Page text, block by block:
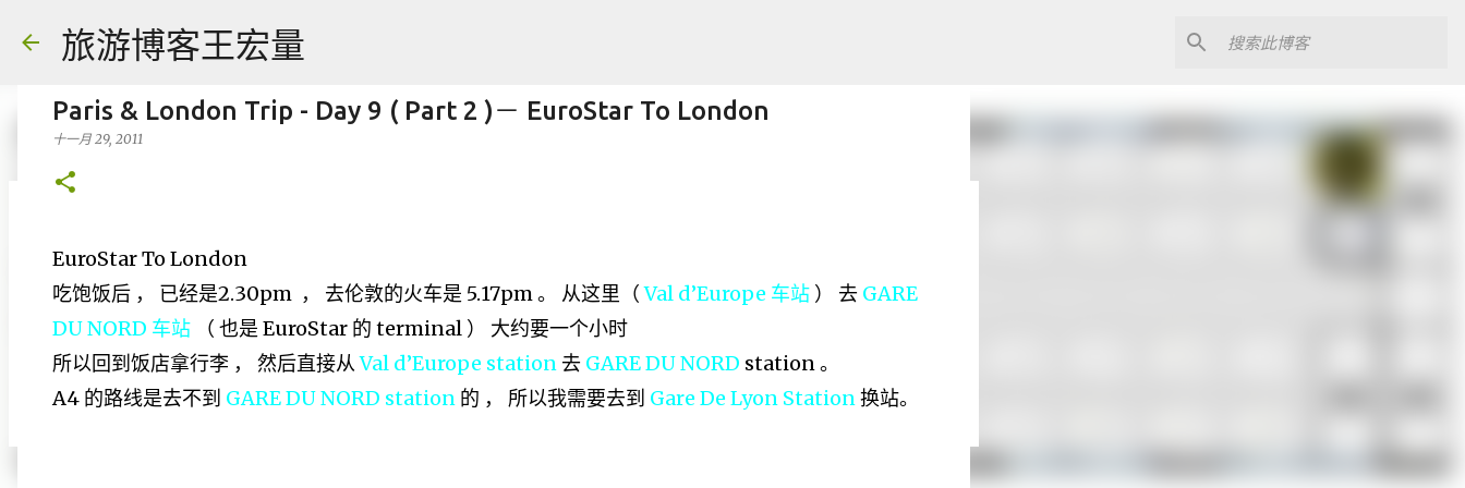
旅游博客王宏量
八月 06, 2026 FACEBOOK POST
Paris & London Trip - Day 9 ( Part 2 )－ EuroStar To London
十一月 29, 2011
EuroStar To London
吃饱饭后 ， 已经是2.30pm ， 去伦敦的火车是 5.17pm 。 从这里（Val d’Europe 车站 ） 去 GARE
DU NORD 车站 （ 也是 EuroStar 的 terminal ） 大约要一个小时
所以回到饭店拿行李 ， 然后直接从Val d’Europe station 去 GARE DU NORD station 。
A4 的路线是去不到 GARE DU NORD station 的 ， 所以我需要去到 Gare De Lyon Station换站。